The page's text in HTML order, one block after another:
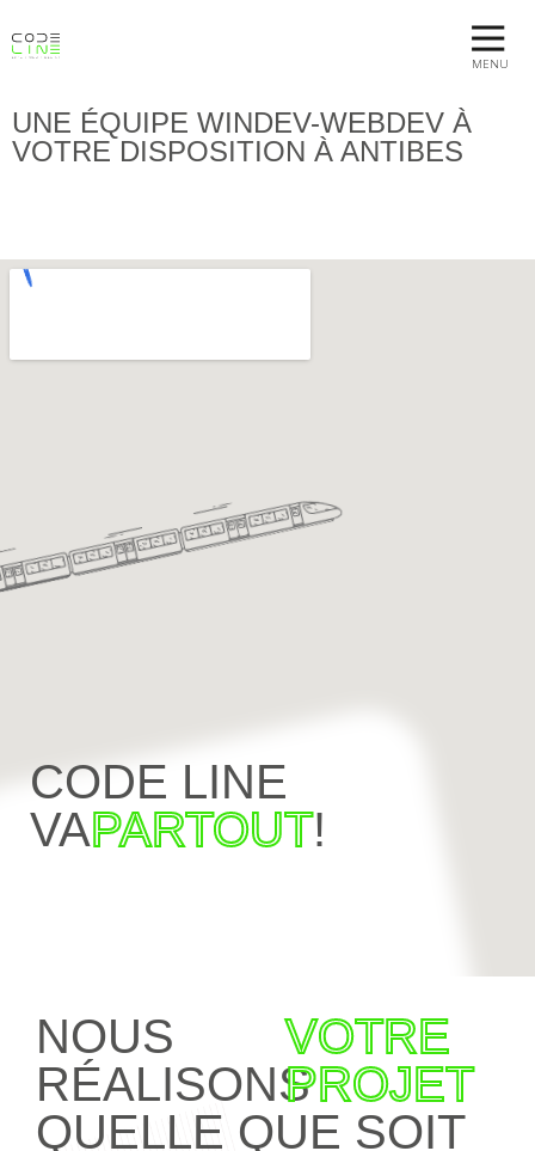
MENU
UNE ÉQUIPE WINDEV-WEBDEV À
VOTRE DISPOSITION À ANTIBES
CODE LINE
VAPARTOUT!
NOUS
RÉALISONS
VOTRE
PROJET
QUELLE QUE SOIT